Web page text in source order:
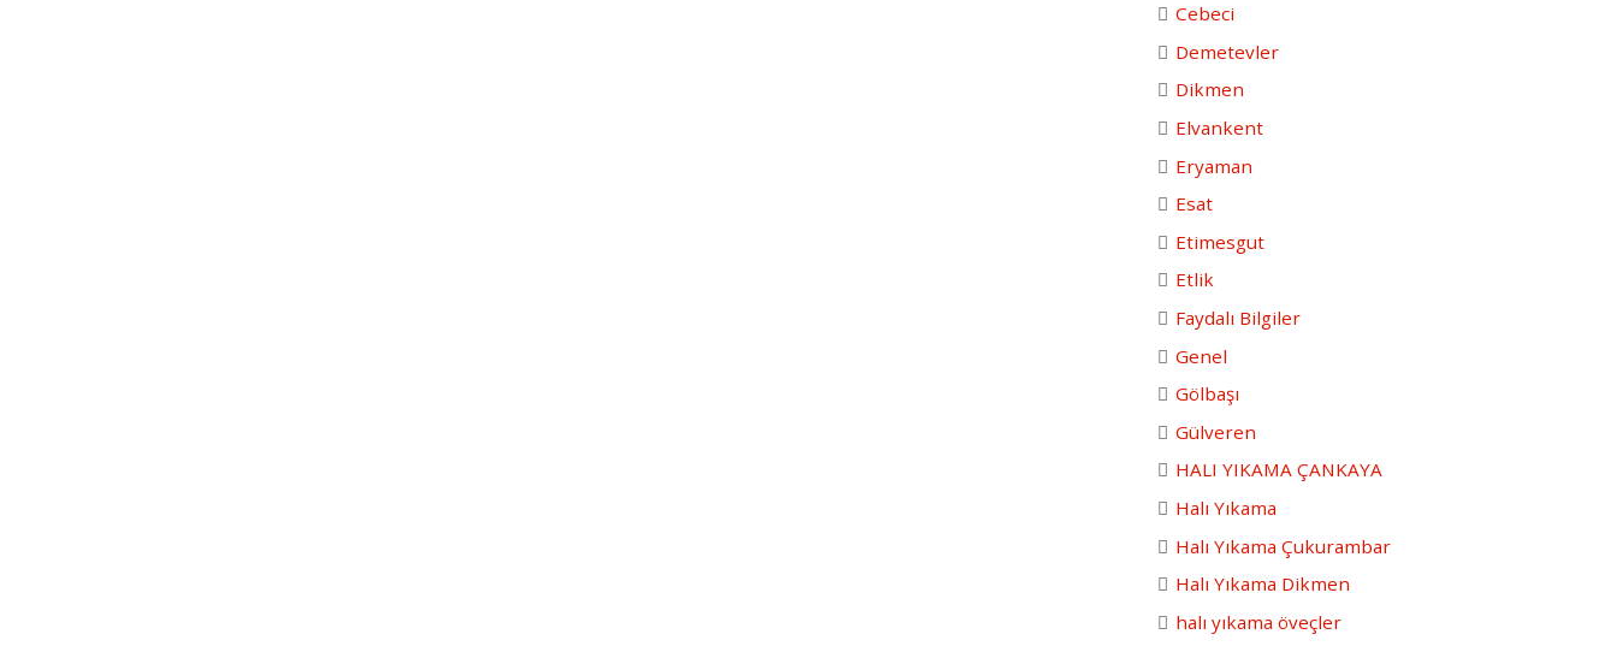
Cebeci
Demetevler
Dikmen
Elvankent
Eryaman
Esat
Etimesgut
Etlik
Faydalı Bilgiler
Genel
Gölbaşı
Gülveren
HALI YIKAMA ÇANKAYA
Halı Yıkama
Halı Yıkama Çukurambar
Halı Yıkama Dikmen
halı yıkama öveçler